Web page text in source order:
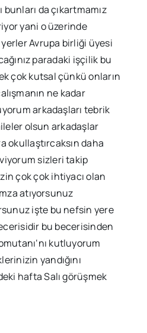
da çıkartmamız
yani o üzerinde
Avrupa birliği üyesi
paradaki işçilik bu
çok kutsal çünkü onların
ne kadar
arkadaşları tebrik
olsun arkadaşlar
okullaştırcaksın daha
sizleri takip
çok çok ihtiyacı olan
atıyorsunuz
işte bu nefsin yere
bu becerisinden
kutluyorum
yandığını
hafta Salı görüşmek